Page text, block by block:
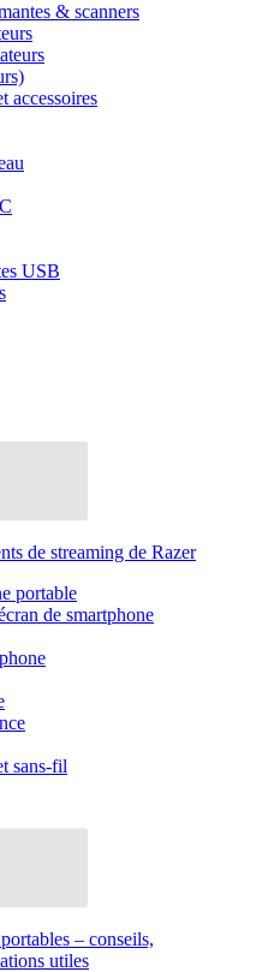
& scanners
accessoires
USB
de streaming de Razer
portable
de smartphone
sans-fil
– conseils,
utiles